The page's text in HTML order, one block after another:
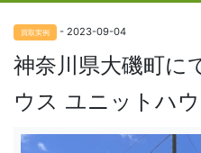
買取実例 - 2023-09-04
神奈川県大磯町に
ウス ユニットハ